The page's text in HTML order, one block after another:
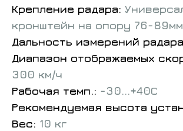
Крепление радара:
кронштейн на опору 76-89мм
Дальность измерений
Диапазон отображаемых
300 км/ч
Рабочая темп.: -30...+40С
Рекомендуемая высота
Вес: 10 кг